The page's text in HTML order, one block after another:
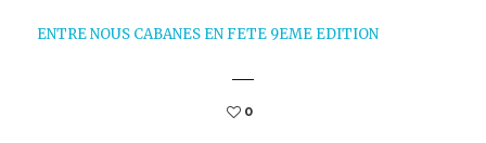
ENTRE NOUS CABANES EN FETE 9EME EDITION
0